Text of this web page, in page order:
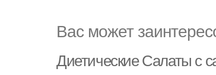
Вас может
Диетические Салаты с